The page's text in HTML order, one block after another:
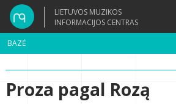
LIETUVOS MUZIKOS
INFORMACIJOS CENTRAS
BAZĖ
Proza pagal Rozą